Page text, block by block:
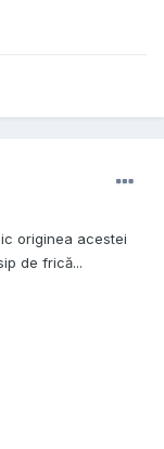
originea acestei
de frică...